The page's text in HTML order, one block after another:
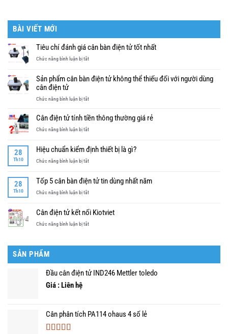
BÀI VIẾT MỚI
Tiêu chí đánh giá cân bàn điện tử tốt nhất
Chức năng bình luận bị tắtở
chí
đánh
cân
điện
tốt
Sản phẩm cân bàn điện tử không thể thiếu đối với người dùng
cân điện tử
Chức năng bình luận bị tắtở
phẩm
cân
bàn
tử
không
thể
đối
người
cân
Cân điện tử tính tiền thông thường giá rẻ
Chức năng bình luận bị tắtở
điện
tử
tính
thông
thường
giá
28
Th10
Hiệu chuẩn kiểm định thiết bị là gì?
Chức năng bình luận bị tắtở
chuẩn
kiểm
định
bị
là
gì?
28
Th10
Tốp 5 cân bàn điện tử tin dùng nhất năm
Chức năng bình luận bị tắtở
5
cân
bàn
nhất
năm
Cân điện tử kết nối Kiotviet
Chức năng bình luận bị tắtở
tử
nối
Kiotviet
SẢN PHẨM
Đầu cân điện tử IND246 Mettler toledo
Giá : Liên hệ
Cân phân tích PA114 ohaus 4 số lẻ